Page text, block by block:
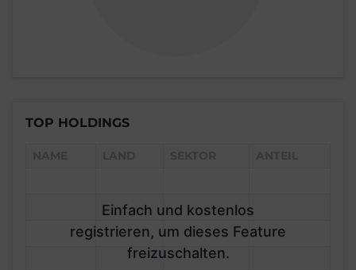
TOP HOLDINGS
Einfach und kostenlos
registrieren, um dieses Feature
freizuschalten.